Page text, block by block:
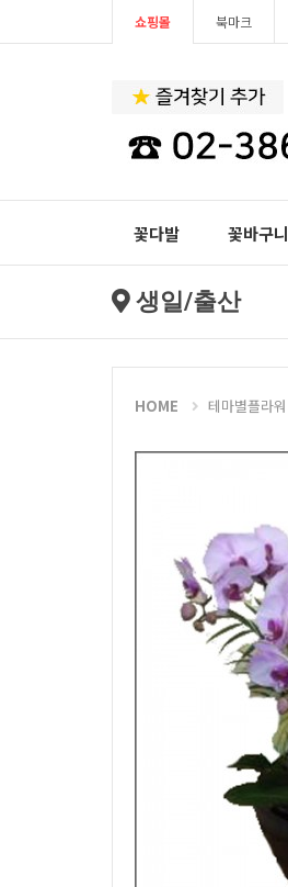
쇼핑몰 북마크
꽃다발 꽃바구니
생일/출산
HOME 테마별플라워